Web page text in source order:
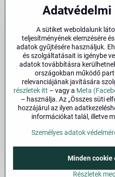
A weboldalon használt sütikről és
Vásárlástól való elállás menete és
Elállás a szerződéstől
Impresszum
Üzemeltetői adatok és jogi
🔐Biztonság
Facebook Instagram
Adatvédelmi
Személyes adatok
A
A sütiket weboldalunk
teljesítményének elemzésére
adatok gyűjtésére használjuk.
és szolgáltatásait is igénybe
adatok továbbításra
országokban működő
relevanciájának javítására
részletek itt – vagy a Meta
– használja. Az „Összes süti
hozzájárul az ilyen
információkat talál, illetve
Személyes adatok
Részletek
Minden cookie